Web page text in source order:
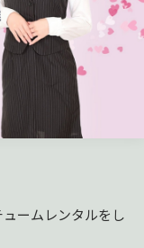
ームレンタルをし